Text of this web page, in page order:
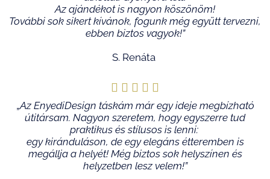
out
Az ajándékot is nagyon köszönöm!
További sok sikert kívánok, fogunk még együtt tervezni,
ebben biztos vagyok!”
S. Renáta
    
Rated
5
out
of
„Az EnyediDesign táskám már egy ideje megbízható
útitársam. Nagyon szeretem, hogy egyszerre tud
praktikus és stílusos is lenni:
egy kiránduláson, de egy elegáns étteremben is
megállja a helyét! Még biztos sok helyszínen és
helyzetben lesz velem!”